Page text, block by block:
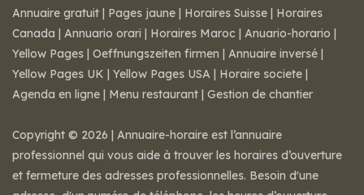
Annuaire gratuit | Pages jaune | Horaires Suisse | Horaires
Canada | Annuario orari | Horaires Maroc | Anuario-horario |
Yellow Pages | Oeffnungszeiten firmen | Annuaire inversé |
Yellow Pages UK | Yellow Pages USA | Horaire societe |
Agenda en ligne | Menu restaurant | Gestion de chantier
Copyright © 2026 | Annuaire-horaire est l’annuaire
professionnel qui vous aide à trouver les horaires d’ouverture
et fermeture des adresses professionnelles. Besoin d'une